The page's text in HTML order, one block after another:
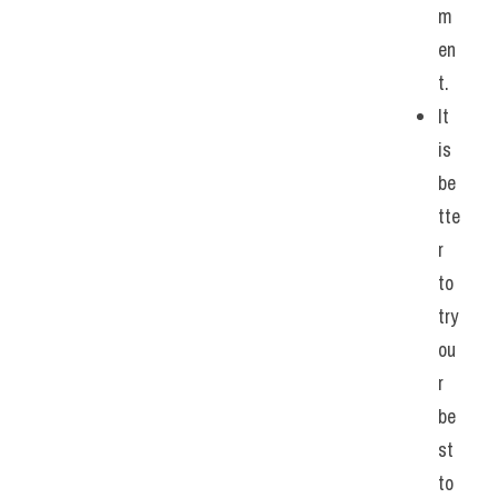
m
en
t.
It
is
be
tte
r
to
try
ou
r
be
st
to